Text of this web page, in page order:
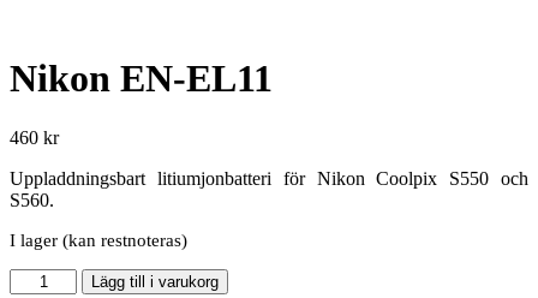
Nikon EN-EL11
460 kr
Uppladdningsbart litiumjonbatteri för Nikon Coolpix S550 och
S560.
I lager (kan restnoteras)
Nikon
Lägg till i varukorg